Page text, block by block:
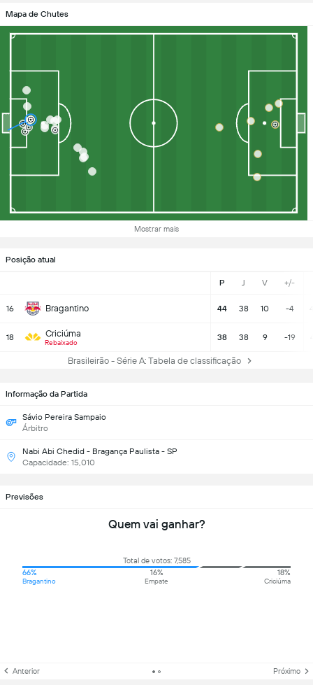
Mapa de Chutes
Mostrar mais
Posição atual
P J V +/-
16 Bragantino 44 38 10 -4
18 Criciúma
Rebaixado
38 38 9 -19
Brasileirão - Série A: Tabela de classificação
Informação da Partida
Sávio Pereira Sampaio
Árbitro
Nabi Abi Chedid - Bragança Paulista - SP
Capacidade: 15,010
Previsões
Quem vai ganhar?
Total de votos: 7,585
66%
Bragantino
16%
Empate
18%
Criciúma
Anterior Próximo